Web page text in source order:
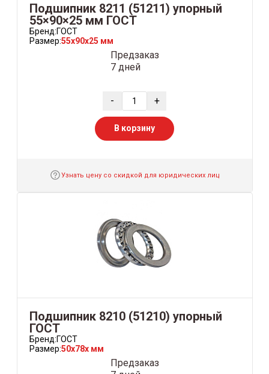
Подшипник 8211 (51211) упорный
55×90×25 мм ГОСТ
Бренд:ГОСТ
Размер:55x90x25 мм
Предзаказ
7 дней
- +
В корзину
Узнать цену со скидкой для юридических лиц
Подшипник 8210 (51210) упорный
ГОСТ
Бренд:ГОСТ
Размер:50x78x мм
Предзаказ